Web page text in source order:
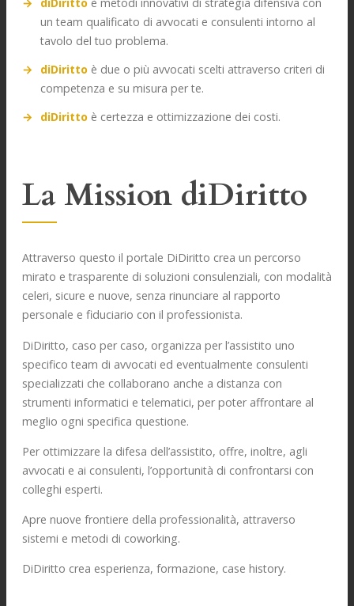
un team qualificato di avvocati e consulenti intorno al
tavolo del tuo problema.
diDirittoè due o più avvocati scelti attraverso criteri di
competenza e su misura per te.
diDirittoè certezza e ottimizzazione dei costi.
La Mission diDiritto
Attraverso questo il portale DiDiritto crea un percorso
mirato e trasparente di soluzioni consulenziali, con modalità
celeri, sicure e nuove, senza rinunciare al rapporto
personale e fiduciario con il professionista.
DiDiritto, caso per caso, organizza per l’assistito uno
specifico team di avvocati ed eventualmente consulenti
specializzati che collaborano anche a distanza con
strumenti informatici e telematici, per poter affrontare al
meglio ogni specifica questione.
Per ottimizzare la difesa dell’assistito, offre, inoltre, agli
avvocati e ai consulenti, l’opportunità di confrontarsi con
colleghi esperti.
Apre nuove frontiere della professionalità, attraverso
sistemi e metodi di coworking.
DiDiritto crea esperienza, formazione, case history.